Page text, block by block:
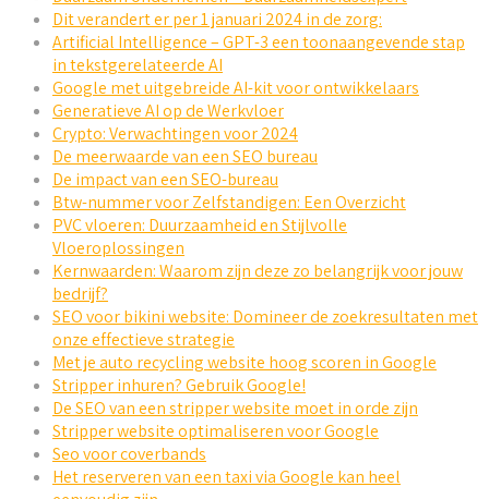
Dit verandert er per 1 januari 2024 in de zorg:
Artificial Intelligence – GPT-3 een toonaangevende stap
in tekstgerelateerde AI
Google met uitgebreide AI-kit voor ontwikkelaars
Generatieve AI op de Werkvloer
Crypto: Verwachtingen voor 2024
De meerwaarde van een SEO bureau
De impact van een SEO-bureau
Btw-nummer voor Zelfstandigen: Een Overzicht
PVC vloeren: Duurzaamheid en Stijlvolle
Vloeroplossingen
Kernwaarden: Waarom zijn deze zo belangrijk voor jouw
bedrijf?
SEO voor bikini website: Domineer de zoekresultaten met
onze effectieve strategie
Met je auto recycling website hoog scoren in Google
Stripper inhuren? Gebruik Google!
De SEO van een stripper website moet in orde zijn
Stripper website optimaliseren voor Google
Seo voor coverbands
Het reserveren van een taxi via Google kan heel